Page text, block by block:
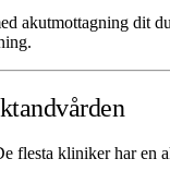
akutmottagning dit
kliniker har